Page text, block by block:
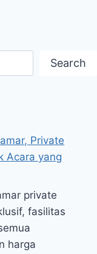
Search
Private
Acara yang
private
fasilitas
harga